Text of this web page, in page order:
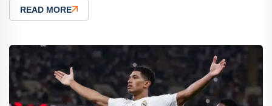
READ MORE